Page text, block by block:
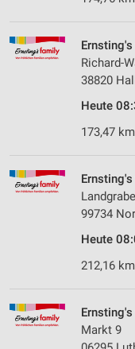
Richard-
38820
Heute
173,47 km
99734
Heute
212,16 km
Markt 9